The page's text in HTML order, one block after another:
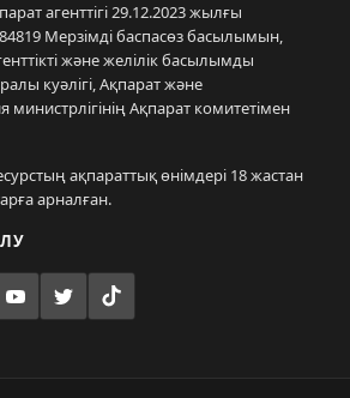
агенттігі 29.12.2023 жылғы
Мерзімді баспасөз басылымын,
және желілік басылымды
куәлігі, Ақпарат және
Ақпарат комитетімен
ақпараттық өнімдері 18 жастан
арналған.